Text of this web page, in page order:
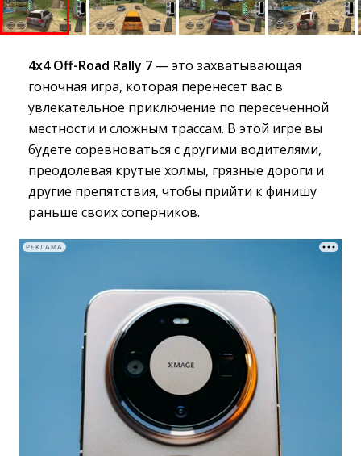
4x4 Off-Road Rally 7 — это захватывающая
гоночная игра, которая перенесет вас в
увлекательное приключение по пересеченной
местности и сложным трассам. В этой игре вы
будете соревноваться с другими водителями,
преодолевая крутые холмы, грязные дороги и
другие препятствия, чтобы прийти к финишу
раньше своих соперников.
РЕКЛАМА